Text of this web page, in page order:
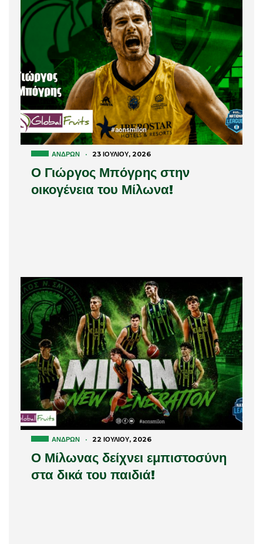
ΑΝΔΡΏΝ · 23 ΙΟΥΛΊΟΥ, 2026
Ο Γιώργος Μπόγρης στην
οικογένεια του Μίλωνα!
ΑΝΔΡΏΝ · 22 ΙΟΥΛΊΟΥ, 2026
Ο Μίλωνας δείχνει εμπιστοσύνη
στα δικά του παιδιά!